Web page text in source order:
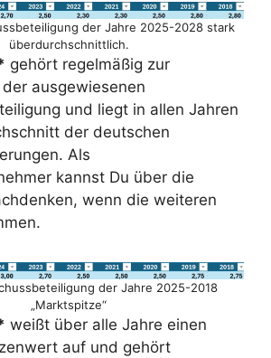
der Jahre 2025-2028 stark
überdurchschnittlich.
gehört regelmäßig zur
ausgewiesenen
und liegt in allen Jahren
der deutschen
Als
kannst Du über die
wenn die weiteren
der Jahre 2025-2018
„Marktspitze“
weißt über alle Jahre einen
auf und gehört